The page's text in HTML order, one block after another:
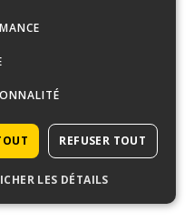
REFUSER TOUT
LES DÉTAILS